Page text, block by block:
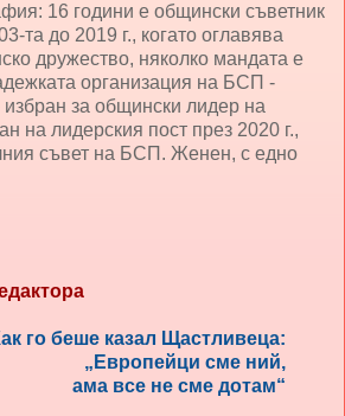
16 години е общински съветник
та до 2019 г., когато оглавява
дружество, няколко мандата е
организация на БСП -
избран за общински лидер на
на лидерския пост през 2020 г.,
съвет на БСП. Женен, с едно
го беше казал Щастливеца:
„Европейци сме ний,
ама все не сме дотам“